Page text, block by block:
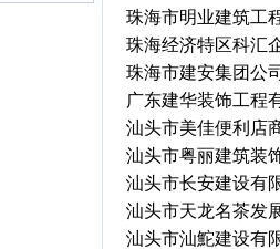
珠海市明业建筑工
珠海经济特区科汇
珠海市建安集团公
广东建华装饰工程
汕头市美佳便利店
汕头市粤丽建筑装
汕头市长安建设有
汕头市天龙名茶发
汕头市汕鮀建设有